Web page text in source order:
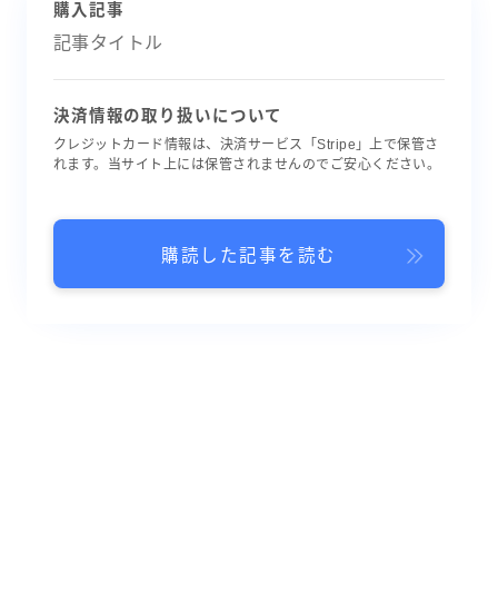
購入記事
記事タイトル
決済情報の取り扱いについて
クレジットカード情報は、決済サービス「Stripe」上で保管さ
れます。当サイト上には保管されませんのでご安心ください。
購読した記事を読む